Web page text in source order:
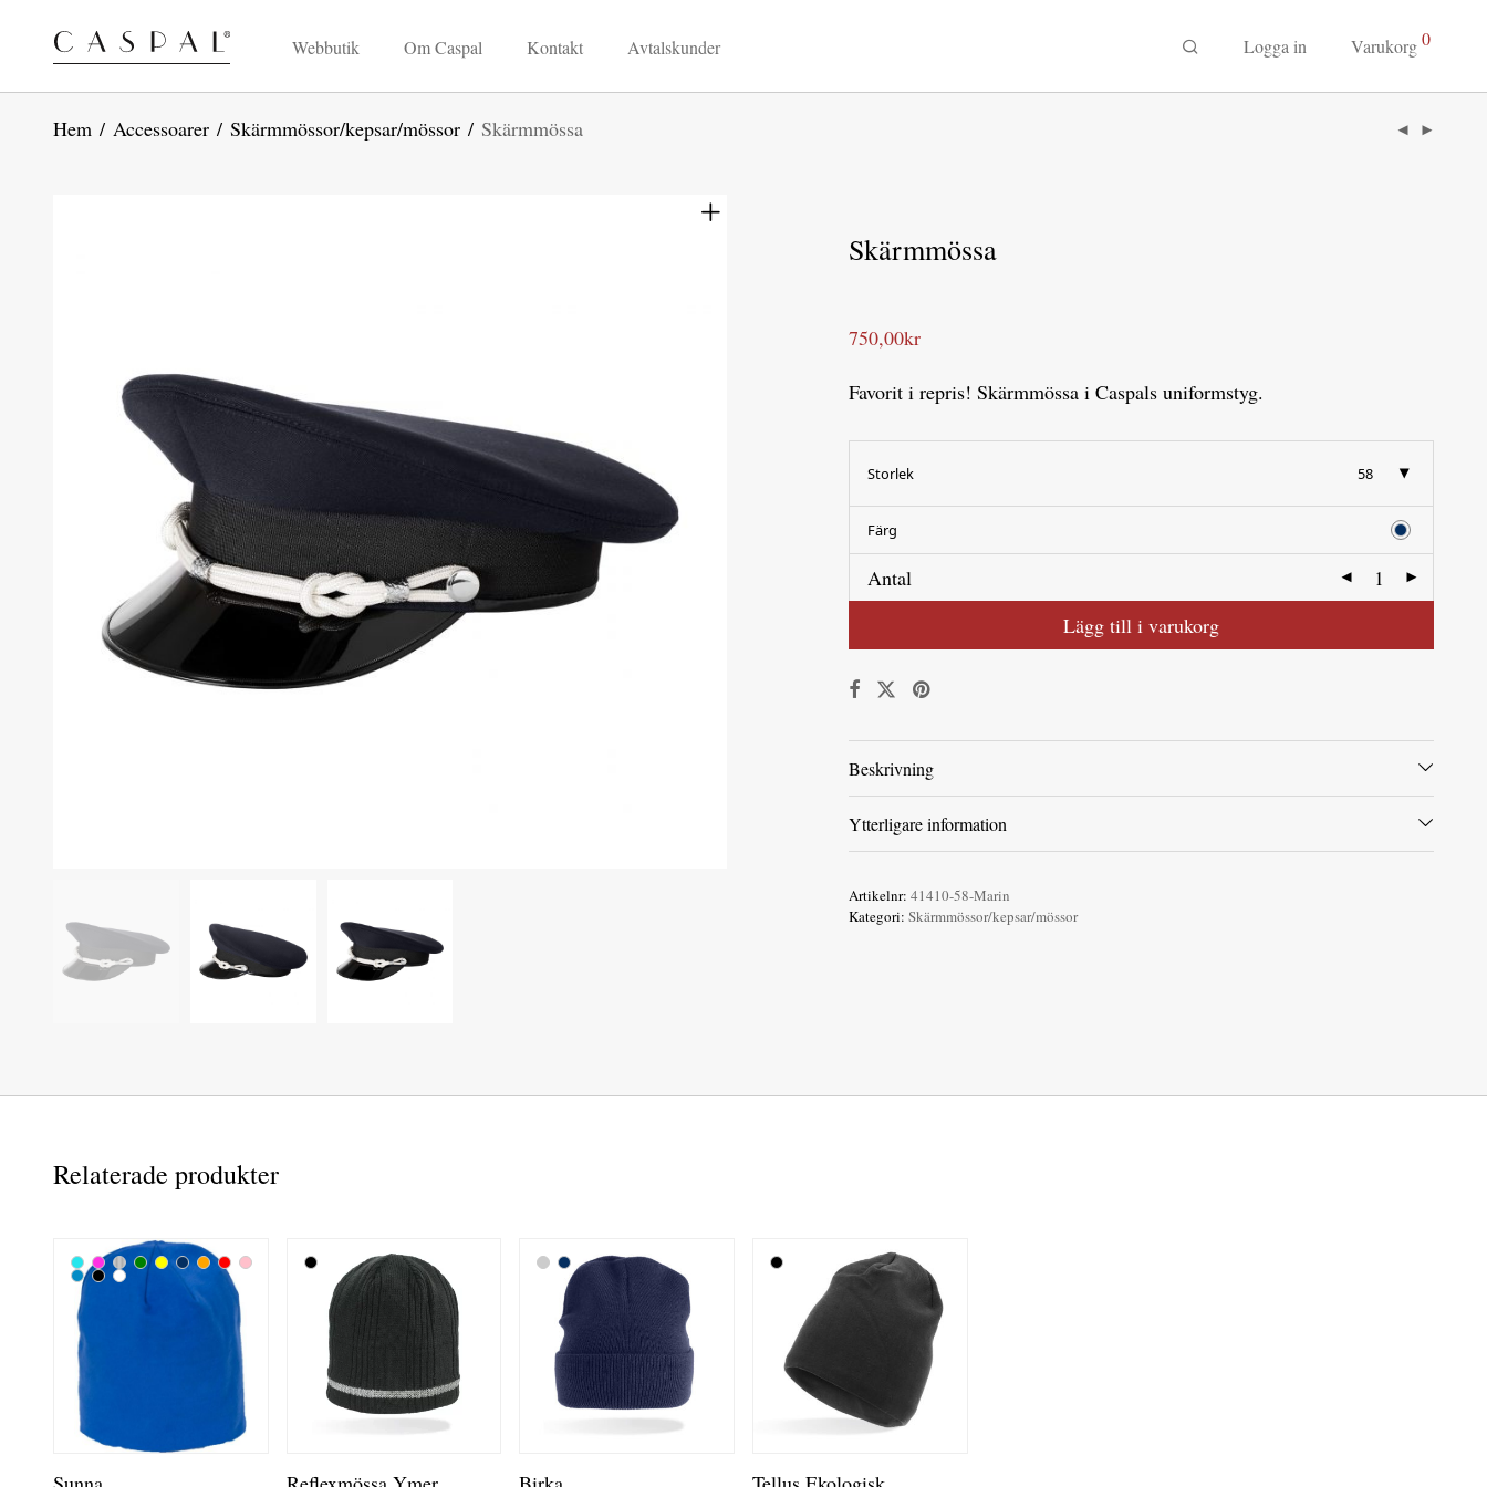
Webbutik Om Caspal Kontakt Avtalskunder Logga in Varukorg0
Hem / Accessoarer / Skärmmössor/kepsar/mössor / Skärmmössa
Skärmmössa
750,00kr
Favorit i repris! Skärmmössa i Caspals uniformstyg.
Storlek 58
Färg
Antal
Lägg till i varukorg
Beskrivning
Ytterligare information
Artikelnr: 41410-58-Marin
Kategori: Skärmmössor/kepsar/mössor
Relaterade produkter